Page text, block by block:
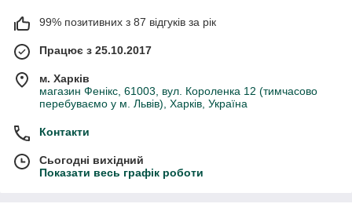
99% позитивних з 87 відгуків за рік
Працює з 25.10.2017
м. Харків
магазин Фенікс, 61003, вул. Короленка 12 (тимчасово
перебуваємо у м. Львів), Харків, Україна
Контакти
Сьогодні вихідний
Показати весь графік роботи